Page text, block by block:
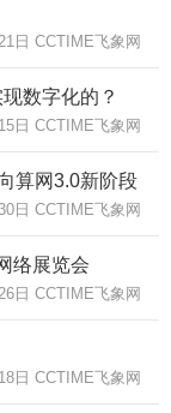
日 CCTIME飞象网
数字化的？
日 CCTIME飞象网
算网3.0新阶段
日 CCTIME飞象网
络展览会
日 CCTIME飞象网
日 CCTIME飞象网